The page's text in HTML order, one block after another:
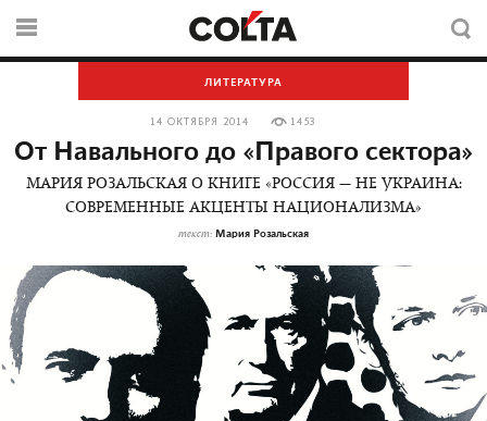
ЛИТЕРАТУРА
14 ОКТЯБРЯ 2014 1453
От Навального до «Правого сектора»
МАРИЯ РОЗАЛЬСКАЯ О КНИГЕ «РОССИЯ — НЕ УКРАИНА:
СОВРЕМЕННЫЕ АКЦЕНТЫ НАЦИОНАЛИЗМА»
текст: Мария Розальская